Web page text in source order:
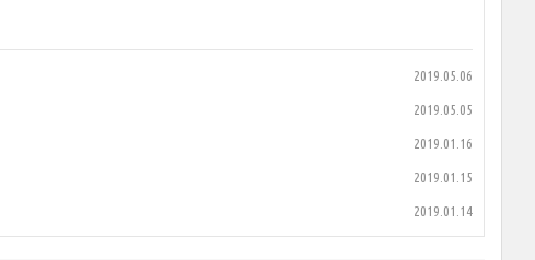
2019.05.06
2019.05.05
2019.01.16
2019.01.15
2019.01.14